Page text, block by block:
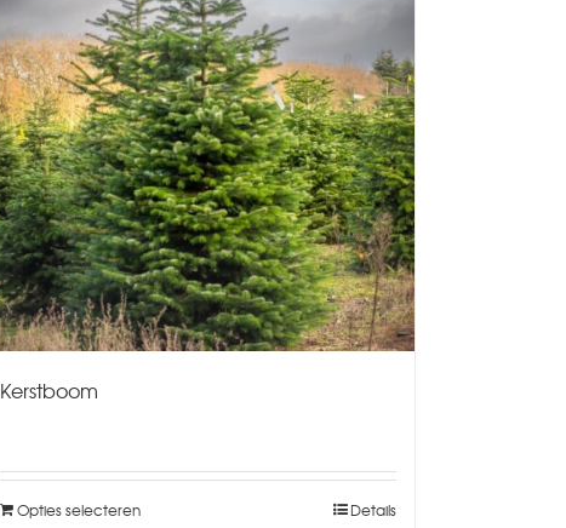
Kerstboom
Opties selecteren Details